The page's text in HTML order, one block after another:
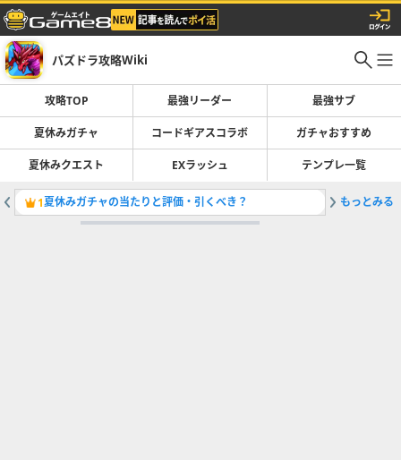
パズドラ攻略Wiki
攻略TOP 最強リーダー 最強サブ
夏休みガチャ コードギアスコラボ ガチャおすすめ
夏休みクエスト EXラッシュ テンプレ一覧
1夏休みガチャの当たりと評価・引くべき？ 2最強リ
もっとみる